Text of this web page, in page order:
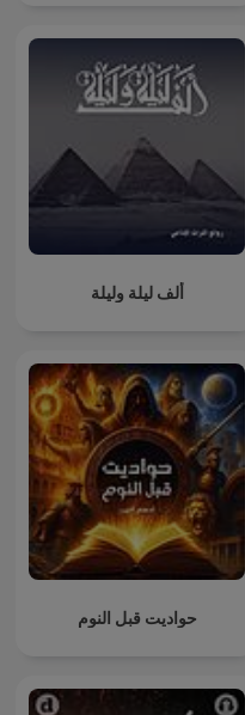
ألف ليلة وليلة
حواديت قبل النوم